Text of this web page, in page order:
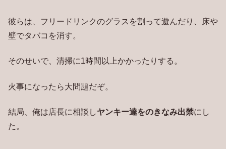
彼らは、フリードリンクのグラスを割って遊んだり、床や
壁でタバコを消す。
そのせいで、清掃に1時間以上かかったりする。
火事になったら大問題だぞ。
結局、俺は店長に相談しヤンキー達をのきなみ出禁にし
た。